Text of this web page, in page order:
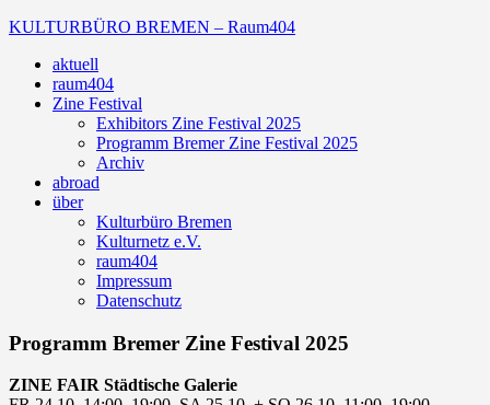
Zum
springen
KULTURBÜRO BREMEN – Raum404
Galerie
aktuell
raum404
Zine Festival
Exhibitors Zine Festival 2025
Programm Bremer Zine Festival 2025
Archiv
abroad
über
Kulturbüro Bremen
Kulturnetz e.V.
raum404
Impressum
Datenschutz
Programm Bremer Zine Festival 2025
ZINE FAIR Städtische Galerie